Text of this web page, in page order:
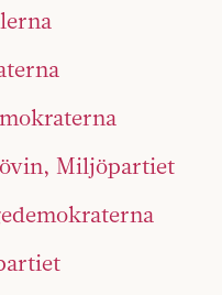
Miljöpartiet